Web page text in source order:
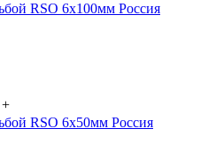
RSO 6х100мм Россия
+
RSO 6х50мм Россия